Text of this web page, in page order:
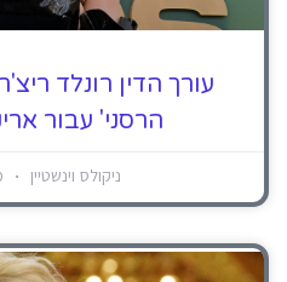
עורך הדין רונלד
הרסני' עבור
ניקולס וינשטיין